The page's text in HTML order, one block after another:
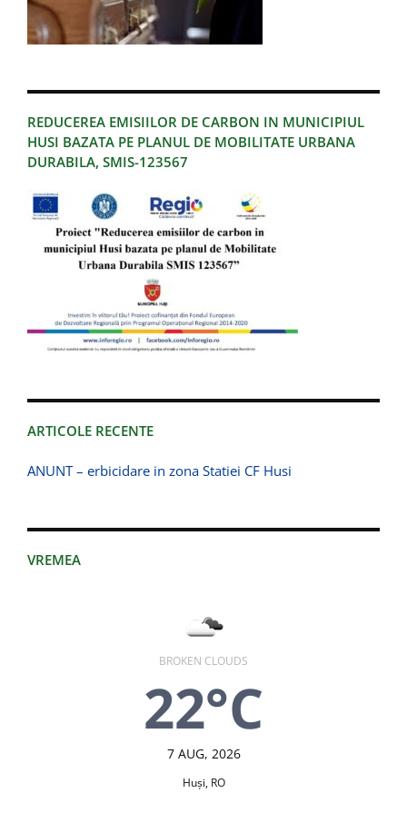
REDUCEREA EMISIILOR DE CARBON IN MUNICIPIUL
HUSI BAZATA PE PLANUL DE MOBILITATE URBANA
DURABILA, SMIS-123567
ARTICOLE RECENTE
ANUNT – erbicidare in zona Statiei CF Husi
VREMEA
BROKEN CLOUDS
22°C
7 AUG, 2026
Huşi, RO